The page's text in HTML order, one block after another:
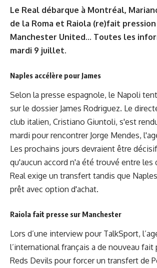
Le Real débarque à Montréal,
de la Roma et Raiola (re)fait pression
Manchester United... Toutes les
mardi 9 juillet.
Naples accélère pour James
Selon la presse espagnole, le Napoli
sur le dossier James Rodriguez. Le
club italien, Cristiano Giuntoli, s'est
mardi pour rencontrer Jorge Mendes,
Les prochains jours devraient être
qu'aucun accord n'a été trouvé entre les
Real exige un transfert tandis que
prêt avec option d'achat.
Raiola fait presse sur Manchester
Lors d’une interview pour TalkSport,
l’international français a de nouveau fait
Reds Devils pour forcer un transfert de